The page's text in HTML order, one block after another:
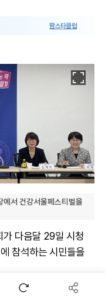
팜스타클럽
서 건강서울페스티벌을
다음달 29일 시청
참석하는 시민들을